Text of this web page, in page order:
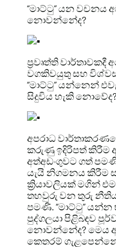
“මාට්ටු” යන වචනය
නොවන්නේද?
ප්‍රවෘත්ති
වගකිවයුතු සහ
“මාට්ටු” යන්නෙන්
සිදුවිය හැකි නොවේද?
අපරාධ
කරුණු ඉදිරිපත් කිරීම
අත්අඩංගුවට ගත්
යැයි නිගමනය කිරීම
ක්‍රියාවලියක් මගින්
තහවුරු වන තුරු නීතිය
පමණි. “මාට්ටු” යන්න
පුද්ගලයා පිළිබඳව
නොවන්නේද? මෙය
කෙතරම්